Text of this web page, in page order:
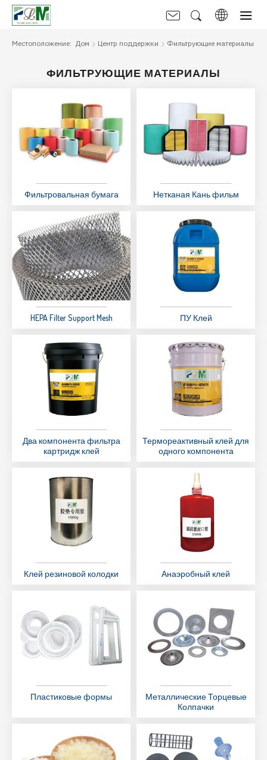
Местоположение: Дом Центр поддержки Фильтрующие материалы
ФИЛЬТРУЮЩИЕ МАТЕРИАЛЫ
Фильтровальная бумага Нетканая Кань фильм
HEPA Filter Support Mesh ПУ Клей
Два компонента фильтра
картридж клей
Термореактивный клей для
одного компонента
Клей резиновой колодки Анаэробный клей
Пластиковые формы
Металлические Торцевые
Колпачки